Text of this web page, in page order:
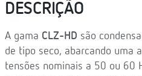
DESCRIÇÃO
A gama CLZ-HD são
de tipo seco, abarcando uma
tensões nominais a 50 ou 60